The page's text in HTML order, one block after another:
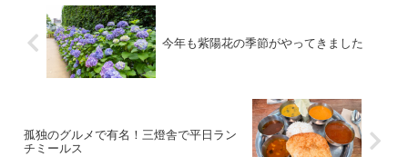
今年も紫陽花の季節がやってきました
孤独のグルメで有名！三燈舎で平日ラン
チミールス